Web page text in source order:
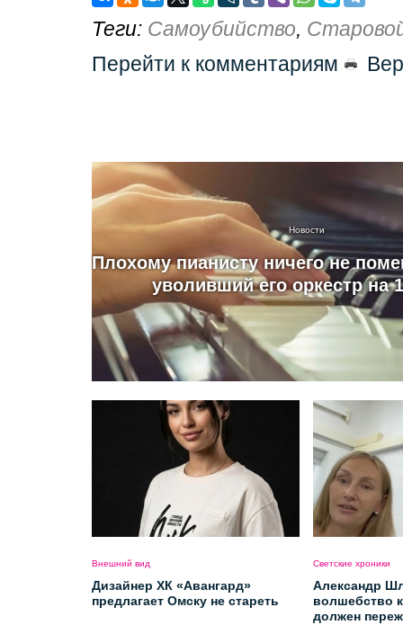
Теги: Самоубийство,
Перейти к комментариям
Новости
Плохому пианисту ничего не
уволивший его оркестр на
Внешний вид
Дизайнер ХК «Авангард»
предлагает Омску не стареть
Светские хроники
Александр
волшебство
должен